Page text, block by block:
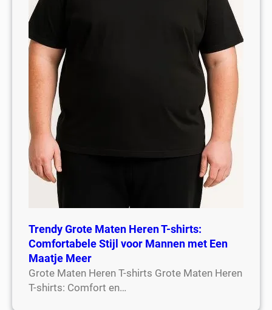
Trendy Grote Maten Heren T-shirts:
Comfortabele Stijl voor Mannen met Een
Maatje Meer
Grote Maten Heren T-shirts Grote Maten Heren
T-shirts: Comfort en…